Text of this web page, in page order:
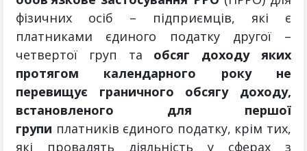
фізичних осіб – підприємців, які є
платниками єдиного податку другої –
четвертої груп та обсяг доходу яких
протягом календарного року не
перевищує граничного обсягу доходу,
встановленого для першої
групи платників єдиного податку, крім тих,
які провадять діяльність у сферах з